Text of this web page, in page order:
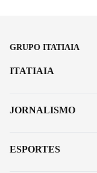
GRUPO ITATIAIA
ITATIAIA
JORNALISMO
ESPORTES